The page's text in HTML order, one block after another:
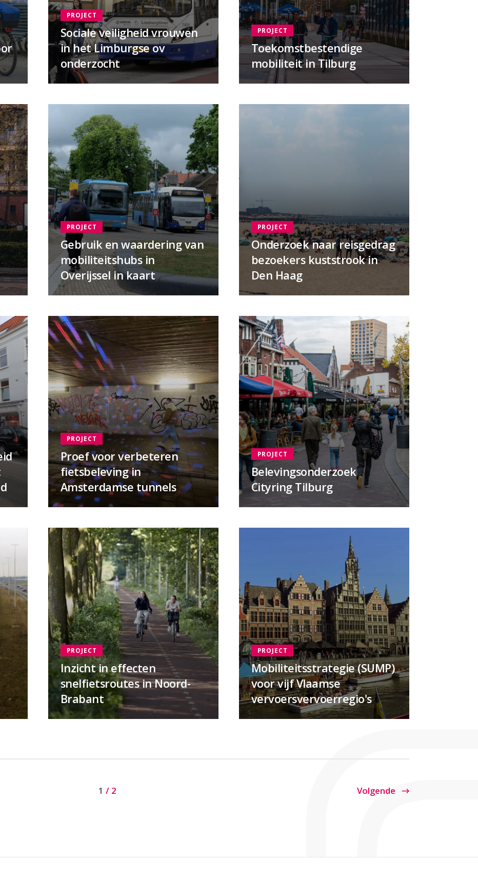
Sociale veiligheid vrouwen
in het Limburgse ov
onderzocht
PROJECT
Toekomstbestendige
mobiliteit in Tilburg
PROJECT
Gebruik en waardering van
mobiliteitshubs in
Overijssel in kaart
PROJECT
Onderzoek naar reisgedrag
bezoekers kuststrook in
Den Haag
PROJECT
Proef voor verbeteren
fietsbeleving in
Amsterdamse tunnels
PROJECT
Belevingsonderzoek
Cityring Tilburg
PROJECT
Inzicht in effecten
snelfietsroutes in Noord-
Brabant
PROJECT
Mobiliteitsstrategie (SUMP)
voor vijf Vlaamse
vervoersvervoerregio's
PROJECT
Huidige pagina
1 / 2 Volgende